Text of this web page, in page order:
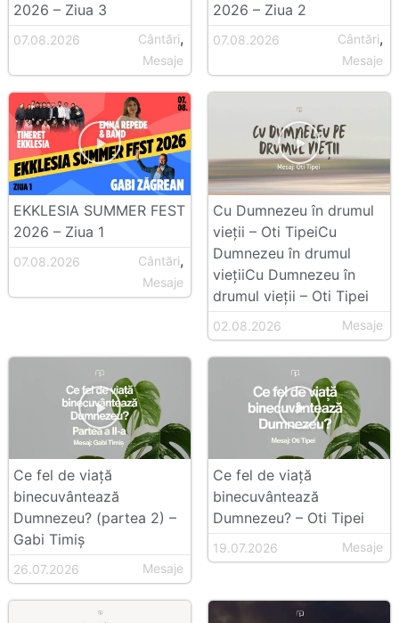
2026 – Ziua 3
07.08.2026 Cântări,
Mesaje
2026 – Ziua 2
07.08.2026 Cântări,
Mesaje
EKKLESIA SUMMER FEST
2026 – Ziua 1
07.08.2026 Cântări,
Mesaje
Cu Dumnezeu în drumul
vieții – Oti TipeiCu
Dumnezeu în drumul
viețiiCu Dumnezeu în
drumul vieții – Oti Tipei
02.08.2026 Mesaje
Ce fel de viață
binecuvântează
Dumnezeu? (partea 2) –
Gabi Timiș
26.07.2026 Mesaje
Ce fel de viață
binecuvântează
Dumnezeu? – Oti Tipei
19.07.2026 Mesaje